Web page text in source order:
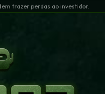
trazer perdas ao investidor.